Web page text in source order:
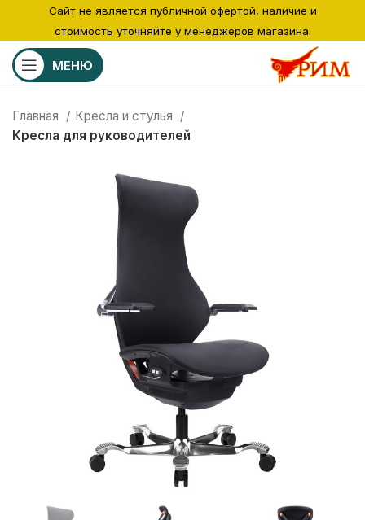
МЕНЮ
Главная
Кресла и стулья
Кресла для руководителей
Сайт не является публичной офертой, наличие и
стоимость уточняйте у менеджеров магазина.